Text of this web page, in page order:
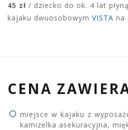
45 zł / dziecko do ok. 4 lat
kajaku dwuosobowym VISTA na
CENA
miejsce w kajaku z
kamizelka asekuracyjna,